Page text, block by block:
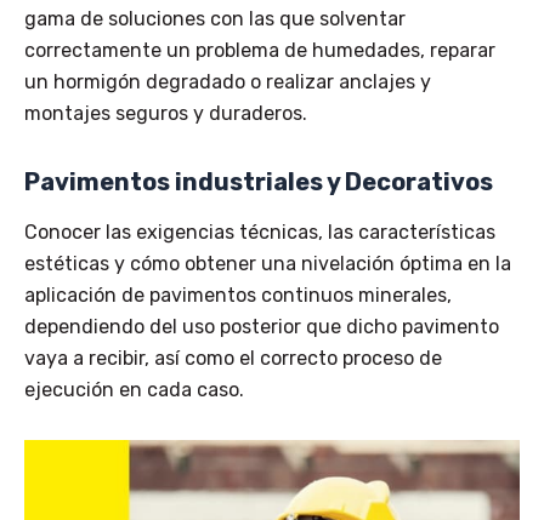
gama de soluciones con las que solventar
correctamente un problema de humedades, reparar
un hormigón degradado o realizar anclajes y
montajes seguros y duraderos.
Pavimentos industriales y Decorativos
Conocer las exigencias técnicas, las características
estéticas y cómo obtener una nivelación óptima en la
aplicación de pavimentos continuos minerales,
dependiendo del uso posterior que dicho pavimento
vaya a recibir, así como el correcto proceso de
ejecución en cada caso.